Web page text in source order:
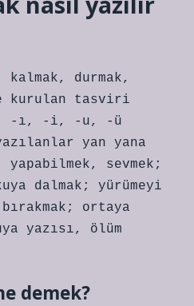
durmak,
kurulan tasviri
-ı, -i, -u, -ü
yan yana
sevmek;
dalmak; yürümeyi
bırakmak; ortaya
yazısı, ölüm
demek?